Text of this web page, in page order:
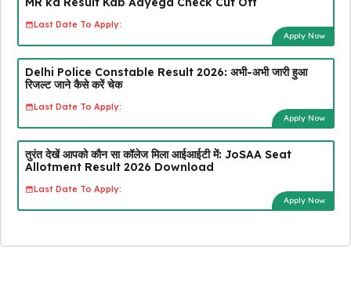
Last Date To Apply:
Apply Now
Delhi Police Constable Result 2026: अभी-अभी जारी हुआ
रिजल्ट जाने कैसे करें चेक
Last Date To Apply:
Apply Now
तुरंत देखें आपको कौन सा कॉलेज मिला आईआईटी में: JoSAA Seat
Allotment Result 2026 Download
Last Date To Apply:
Apply Now